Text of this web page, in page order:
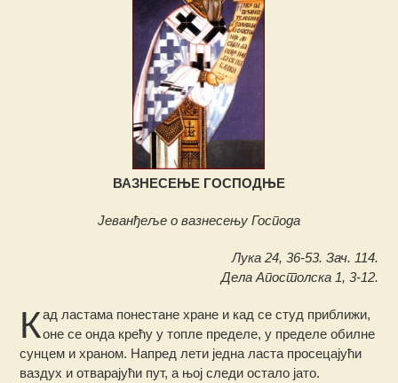
ВАЗНЕСЕЊЕ ГОСПОДЊЕ
Јеванђеље о вазнесењу Господа
Лука 24, 36-53. Зач. 114.
Дела Апостолска 1, 3-12.
Кад ластама понестане хране и кад се студ приближи,
оне се онда крећу у топле пределе, у пределе обилне
сунцем и храном. Напред лети једна ласта просецајући
ваздух и отварајући пут, а њој следи остало јато.